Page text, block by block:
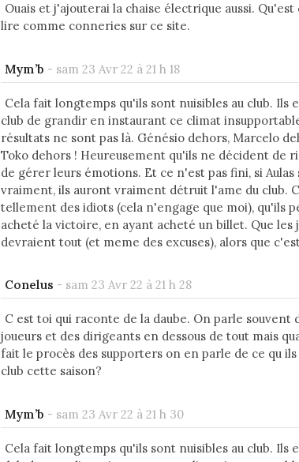
Ouais et j'ajouterai la chaise électrique aussi.
lire comme conneries sur ce site.
Mym’b - sam 23 Avr 22 à 21 h 18
Cela fait longtemps qu'ils sont nuisibles au club. Ils
club de grandir en instaurant ce climat
résultats ne sont pas là. Génésio dehors, Marcelo
Toko dehors ! Heureusement qu'ils ne décident de
de gérer leurs émotions. Et ce n'est pas fini, si Aulas
vraiment, ils auront vraiment détruit l'ame du club.
tellement des idiots (cela n'engage que moi), qu'ils
acheté la victoire, en ayant acheté un billet. Que les
devraient tout (et meme des excuses), alors que
Conelus - sam 23 Avr 22 à 21 h 28
C est toi qui raconte de la daube. On parle souvent
joueurs et des dirigeants en dessous de tout mais
fait le procès des supporters on en parle de ce qu
club cette saison?
Mym’b - sam 23 Avr 22 à 21 h 30
Cela fait longtemps qu'ils sont nuisibles au club. Ils